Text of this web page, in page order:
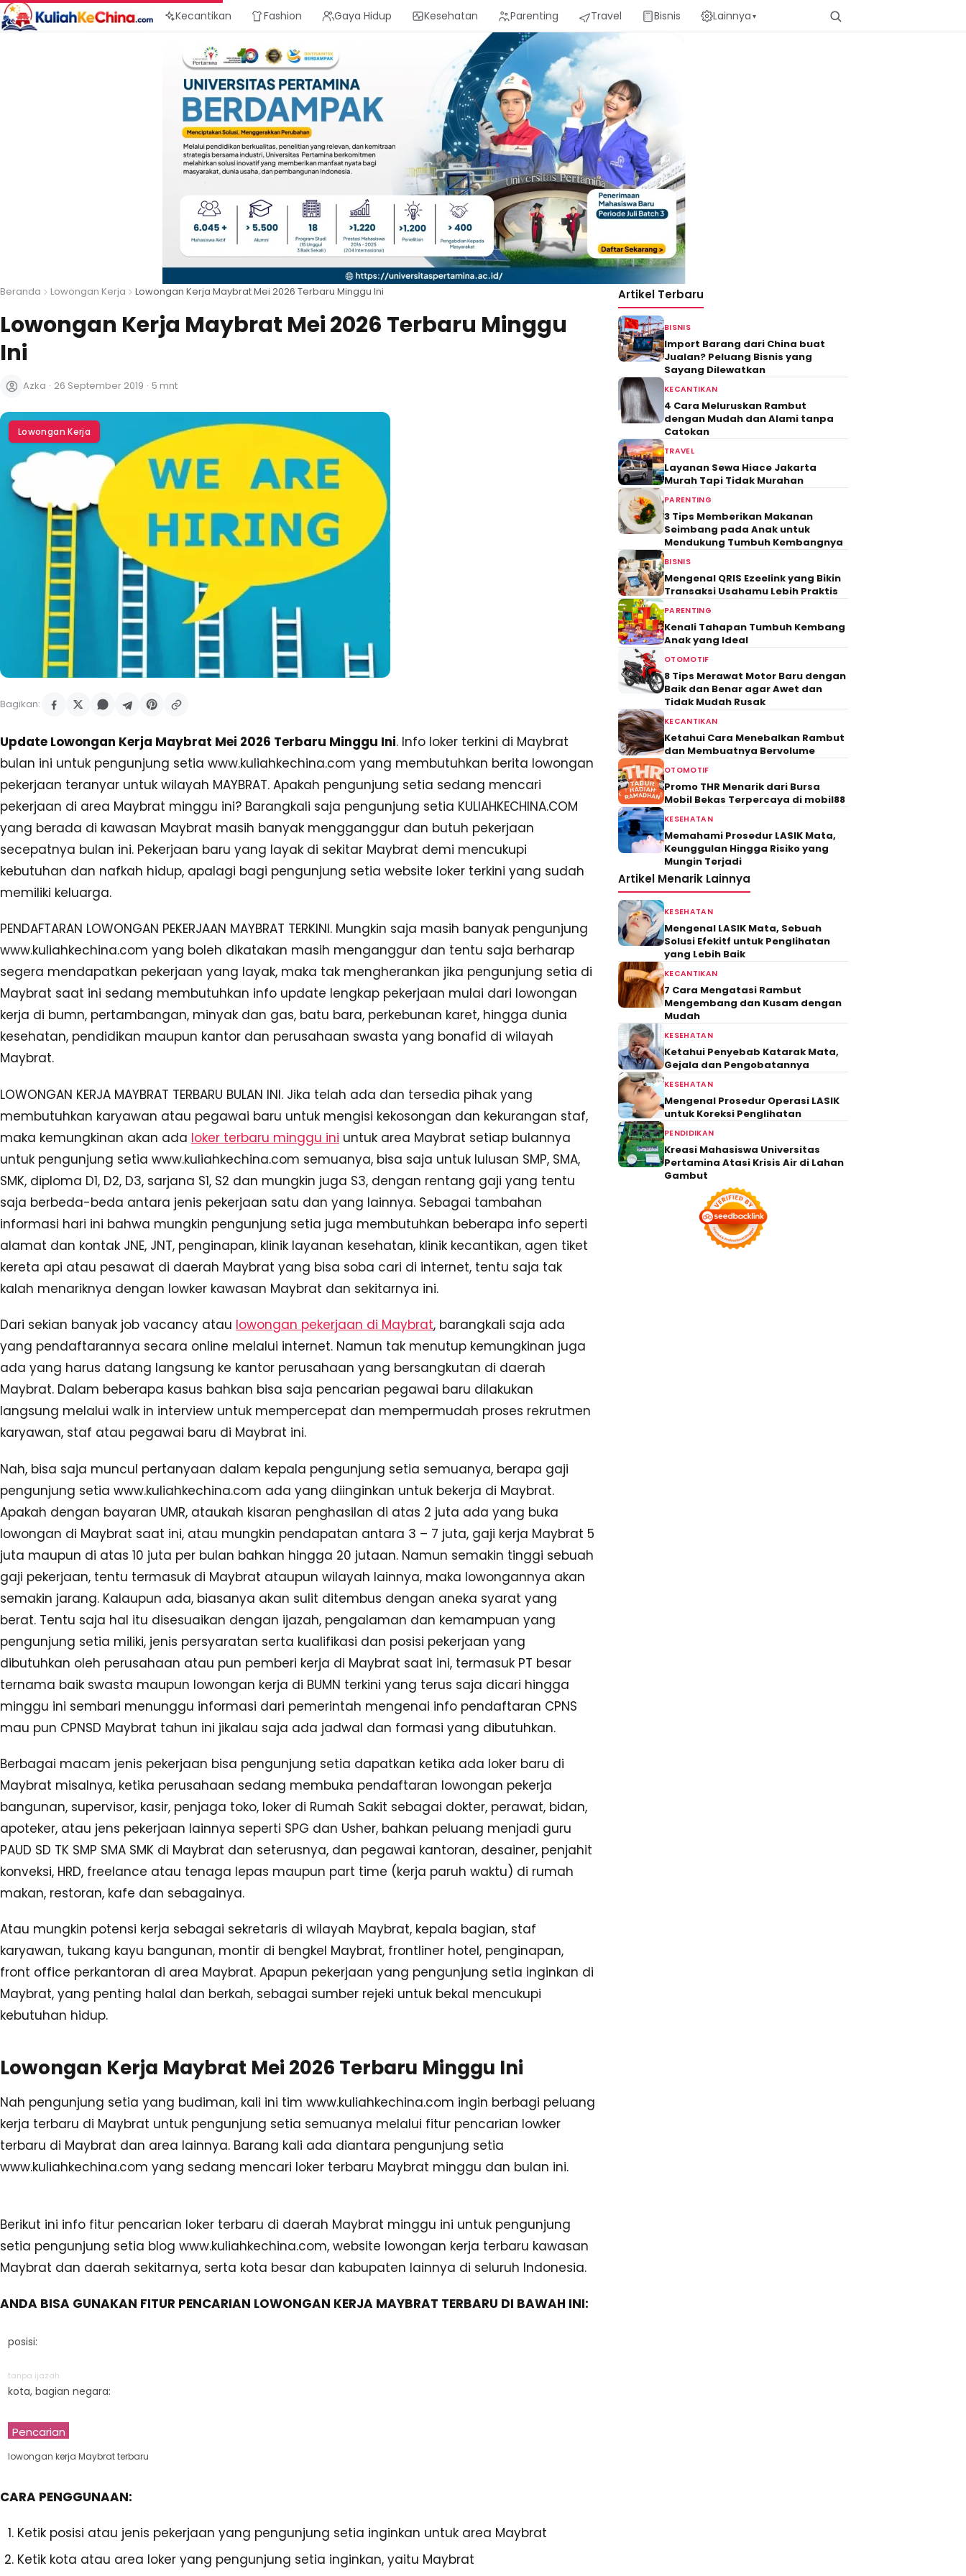
Kecantikan Fashion Gaya Hidup Kesehatan Parenting Travel Bisnis Lainnya ▾
Beranda Lowongan Kerja Lowongan Kerja Maybrat Mei 2026 Terbaru Minggu Ini
Lowongan Kerja Maybrat Mei 2026 Terbaru Minggu
Ini
Azka · 26 September 2019 · 5 mnt
Lowongan Kerja
Bagikan:
Update Lowongan Kerja Maybrat Mei 2026 Terbaru Minggu Ini. Info loker terkini di Maybrat
bulan ini untuk pengunjung setia www.kuliahkechina.com yang membutuhkan berita lowongan
pekerjaan teranyar untuk wilayah MAYBRAT. Apakah pengunjung setia sedang mencari
pekerjaan di area Maybrat minggu ini? Barangkali saja pengunjung setia KULIAHKECHINA.COM
yang berada di kawasan Maybrat masih banyak mengganggur dan butuh pekerjaan
secepatnya bulan ini. Pekerjaan baru yang layak di sekitar Maybrat demi mencukupi
kebutuhan dan nafkah hidup, apalagi bagi pengunjung setia website loker terkini yang sudah
memiliki keluarga.
PENDAFTARAN LOWONGAN PEKERJAAN MAYBRAT TERKINI. Mungkin saja masih banyak pengunjung
www.kuliahkechina.com yang boleh dikatakan masih menganggur dan tentu saja berharap
segera mendapatkan pekerjaan yang layak, maka tak mengherankan jika pengunjung setia di
Maybrat saat ini sedang membutuhkan info update lengkap pekerjaan mulai dari lowongan
kerja di bumn, pertambangan, minyak dan gas, batu bara, perkebunan karet, hingga dunia
kesehatan, pendidikan maupun kantor dan perusahaan swasta yang bonafid di wilayah
Maybrat.
LOWONGAN KERJA MAYBRAT TERBARU BULAN INI. Jika telah ada dan tersedia pihak yang
membutuhkan karyawan atau pegawai baru untuk mengisi kekosongan dan kekurangan staf,
maka kemungkinan akan ada loker terbaru minggu ini untuk area Maybrat setiap bulannya
untuk pengunjung setia www.kuliahkechina.com semuanya, bisa saja untuk lulusan SMP, SMA,
SMK, diploma D1, D2, D3, sarjana S1, S2 dan mungkin juga S3, dengan rentang gaji yang tentu
saja berbeda-beda antara jenis pekerjaan satu dan yang lainnya. Sebagai tambahan
informasi hari ini bahwa mungkin pengunjung setia juga membutuhkan beberapa info seperti
alamat dan kontak JNE, JNT, penginapan, klinik layanan kesehatan, klinik kecantikan, agen tiket
kereta api atau pesawat di daerah Maybrat yang bisa soba cari di internet, tentu saja tak
kalah menariknya dengan lowker kawasan Maybrat dan sekitarnya ini.
Dari sekian banyak job vacancy atau lowongan pekerjaan di Maybrat, barangkali saja ada
yang pendaftarannya secara online melalui internet. Namun tak menutup kemungkinan juga
ada yang harus datang langsung ke kantor perusahaan yang bersangkutan di daerah
Maybrat. Dalam beberapa kasus bahkan bisa saja pencarian pegawai baru dilakukan
langsung melalui walk in interview untuk mempercepat dan mempermudah proses rekrutmen
karyawan, staf atau pegawai baru di Maybrat ini.
Nah, bisa saja muncul pertanyaan dalam kepala pengunjung setia semuanya, berapa gaji
pengunjung setia www.kuliahkechina.com ada yang diinginkan untuk bekerja di Maybrat.
Apakah dengan bayaran UMR, ataukah kisaran penghasilan di atas 2 juta ada yang buka
lowongan di Maybrat saat ini, atau mungkin pendapatan antara 3 – 7 juta, gaji kerja Maybrat 5
juta maupun di atas 10 juta per bulan bahkan hingga 20 jutaan. Namun semakin tinggi sebuah
gaji pekerjaan, tentu termasuk di Maybrat ataupun wilayah lainnya, maka lowongannya akan
semakin jarang. Kalaupun ada, biasanya akan sulit ditembus dengan aneka syarat yang
berat. Tentu saja hal itu disesuaikan dengan ijazah, pengalaman dan kemampuan yang
pengunjung setia miliki, jenis persyaratan serta kualifikasi dan posisi pekerjaan yang
dibutuhkan oleh perusahaan atau pun pemberi kerja di Maybrat saat ini, termasuk PT besar
ternama baik swasta maupun lowongan kerja di BUMN terkini yang terus saja dicari hingga
minggu ini sembari menunggu informasi dari pemerintah mengenai info pendaftaran CPNS
mau pun CPNSD Maybrat tahun ini jikalau saja ada jadwal dan formasi yang dibutuhkan.
Berbagai macam jenis pekerjaan bisa pengunjung setia dapatkan ketika ada loker baru di
Maybrat misalnya, ketika perusahaan sedang membuka pendaftaran lowongan pekerja
bangunan, supervisor, kasir, penjaga toko, loker di Rumah Sakit sebagai dokter, perawat, bidan,
apoteker, atau jens pekerjaan lainnya seperti SPG dan Usher, bahkan peluang menjadi guru
PAUD SD TK SMP SMA SMK di Maybrat dan seterusnya, dan pegawai kantoran, desainer, penjahit
konveksi, HRD, freelance atau tenaga lepas maupun part time (kerja paruh waktu) di rumah
makan, restoran, kafe dan sebagainya.
Atau mungkin potensi kerja sebagai sekretaris di wilayah Maybrat, kepala bagian, staf
karyawan, tukang kayu bangunan, montir di bengkel Maybrat, frontliner hotel, penginapan,
front office perkantoran di area Maybrat. Apapun pekerjaan yang pengunjung setia inginkan di
Maybrat, yang penting halal dan berkah, sebagai sumber rejeki untuk bekal mencukupi
kebutuhan hidup.
Lowongan Kerja Maybrat Mei 2026 Terbaru Minggu Ini
Nah pengunjung setia yang budiman, kali ini tim www.kuliahkechina.com ingin berbagi peluang
kerja terbaru di Maybrat untuk pengunjung setia semuanya melalui fitur pencarian lowker
terbaru di Maybrat dan area lainnya. Barang kali ada diantara pengunjung setia
www.kuliahkechina.com yang sedang mencari loker terbaru Maybrat minggu dan bulan ini.
Berikut ini info fitur pencarian loker terbaru di daerah Maybrat minggu ini untuk pengunjung
setia pengunjung setia blog www.kuliahkechina.com, website lowongan kerja terbaru kawasan
Maybrat dan daerah sekitarnya, serta kota besar dan kabupaten lainnya di seluruh Indonesia.
ANDA BISA GUNAKAN FITUR PENCARIAN LOWONGAN KERJA MAYBRAT TERBARU DI BAWAH INI:
posisi:
tanpa ijazah
kota, bagian negara:
Pencarian
lowongan kerja Maybrat terbaru
CARA PENGGUNAAN:
Ketik posisi atau jenis pekerjaan yang pengunjung setia inginkan untuk area Maybrat
Ketik kota atau area loker yang pengunjung setia inginkan, yaitu Maybrat
Artikel Terbaru
BISNIS
Import Barang dari China buat
Jualan? Peluang Bisnis yang
Sayang Dilewatkan
KECANTIKAN
4 Cara Meluruskan Rambut
dengan Mudah dan Alami tanpa
Catokan
TRAVEL
Layanan Sewa Hiace Jakarta
Murah Tapi Tidak Murahan
PARENTING
3 Tips Memberikan Makanan
Seimbang pada Anak untuk
Mendukung Tumbuh Kembangnya
BISNIS
Mengenal QRIS Ezeelink yang Bikin
Transaksi Usahamu Lebih Praktis
PARENTING
Kenali Tahapan Tumbuh Kembang
Anak yang Ideal
OTOMOTIF
8 Tips Merawat Motor Baru dengan
Baik dan Benar agar Awet dan
Tidak Mudah Rusak
KECANTIKAN
Ketahui Cara Menebalkan Rambut
dan Membuatnya Bervolume
OTOMOTIF
Promo THR Menarik dari Bursa
Mobil Bekas Terpercaya di mobil88
KESEHATAN
Memahami Prosedur LASIK Mata,
Keunggulan Hingga Risiko yang
Mungin Terjadi
Artikel Menarik Lainnya
KESEHATAN
Mengenal LASIK Mata, Sebuah
Solusi Efekitf untuk Penglihatan
yang Lebih Baik
KECANTIKAN
7 Cara Mengatasi Rambut
Mengembang dan Kusam dengan
Mudah
KESEHATAN
Ketahui Penyebab Katarak Mata,
Gejala dan Pengobatannya
KESEHATAN
Mengenal Prosedur Operasi LASIK
untuk Koreksi Penglihatan
PENDIDIKAN
Kreasi Mahasiswa Universitas
Pertamina Atasi Krisis Air di Lahan
Gambut